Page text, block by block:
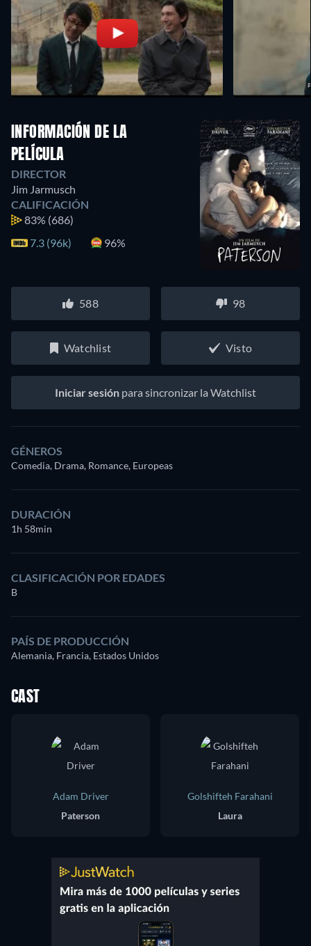
INFORMACIÓN DE LA
PELÍCULA
DIRECTOR
Jim Jarmusch
CALIFICACIÓN
83% (686)
7.3 (96k)
96%
588 98
Watchlist Visto
Iniciar sesión para sincronizar la Watchlist
GÉNEROS
Comedia, Drama, Romance, Europeas
DURACIÓN
1h 58min
CLASIFICACIÓN POR EDADES
B
PAÍS DE PRODUCCIÓN
Alemania, Francia, Estados Unidos
CAST
Adam Driver
Paterson
Golshifteh Farahani
Laura